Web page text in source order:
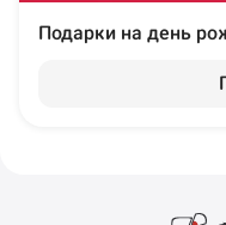
Подарки на день